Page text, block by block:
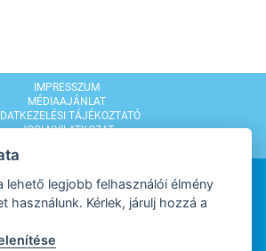
IMPRESSZUM
MÉDIAAJÁNLAT
TÁJÉKOZTATÓ
JOGI NYILATKOZAT
lehető legjobb felhasználói élmény
használunk. Kérlek, járulj hozzá a